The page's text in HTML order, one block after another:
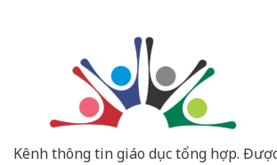
Kênh thông tin giáo dục tổng hợp.